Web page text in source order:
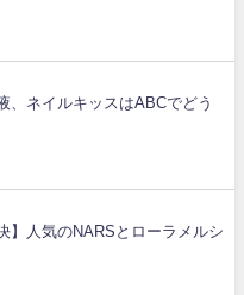
、ネイルキッスはABCでどう
】人気のNARSとローラメルシ